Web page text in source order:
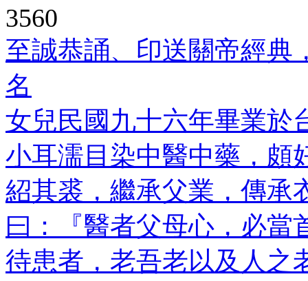
3560
至誠恭誦、印送關帝經典
名
女兒民國九十六年畢業於
小耳濡目染中醫中藥，頗
紹其裘，繼承父業，傳承
曰：『醫者父母心，必當
待患者，老吾老以及人之